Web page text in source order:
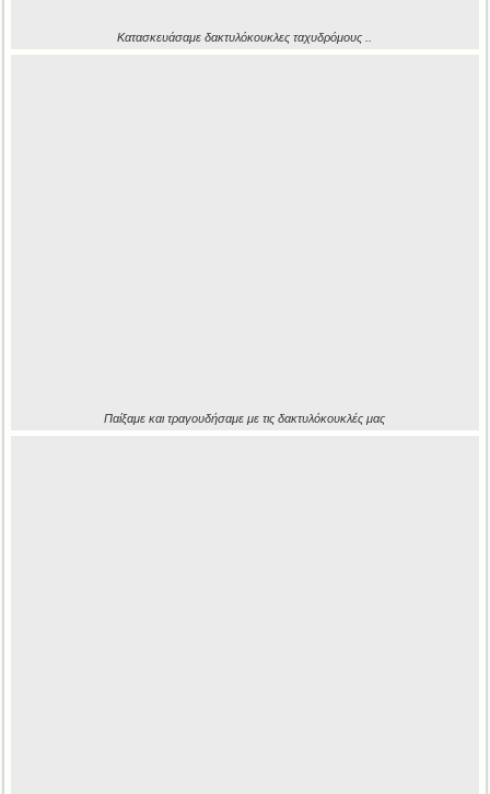
Κατασκευάσαμε δακτυλόκουκλες ταχυδρόμους ..
Παίξαμε και τραγουδήσαμε με τις δακτυλόκουκλές μας